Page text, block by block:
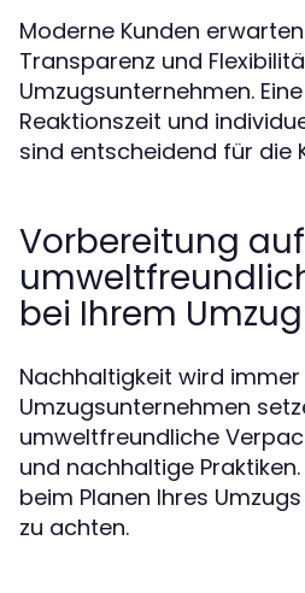
Moderne Kunden
Transparenz und
Umzugsunternehmen.
Reaktionszeit und
sind entscheidend für die
Vorbereitung auf
bei Ihrem Umzug
Nachhaltigkeit wird
Umzugsunternehmen
umweltfreundliche
und nachhaltige
beim Planen Ihres
zu achten.